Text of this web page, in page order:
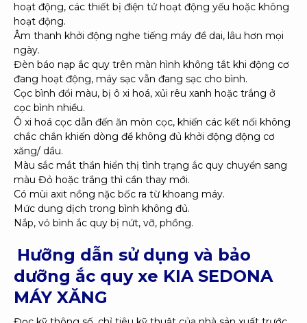
hoạt động, các thiết bị điện tử hoạt động yếu hoặc không
hoạt động.
Âm thanh khởi động nghe tiếng máy đề dai, lâu hơn mọi
ngày.
Đèn báo nạp ắc quy trên màn hình không tắt khi động cơ
đang hoạt động, máy sạc vẫn đang sạc cho bình.
Cọc bình đổi màu, bị ô xi hoá, xủi rêu xanh hoặc trắng ở
cọc bình nhiều.
Ô xi hoá cọc dẫn đến ăn mòn cọc, khiến các kết nối không
chắc chắn khiến dòng đề không đủ khởi động động cơ
xăng/ dầu.
Màu sắc mắt thần hiển thị tình trạng ắc quy chuyển sang
màu Đỏ hoặc trắng thì cần thay mới.
Có mùi axit nồng nặc bốc ra từ khoang máy.
Mức dung dịch trong bình không đủ.
Nắp, vỏ bình ắc quy bị nứt, vỡ, phồng.
Hưỡng dẫn sử dụng và bảo
dưỡng ắc quy xe KIA SEDONA
MÁY XĂNG